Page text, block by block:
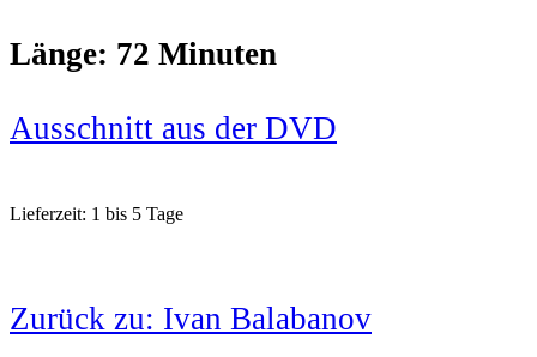
Länge: 72 Minuten
Ausschnitt aus der DVD
Lieferzeit: 1 bis 5 Tage
Zurück zu: Ivan Balabanov